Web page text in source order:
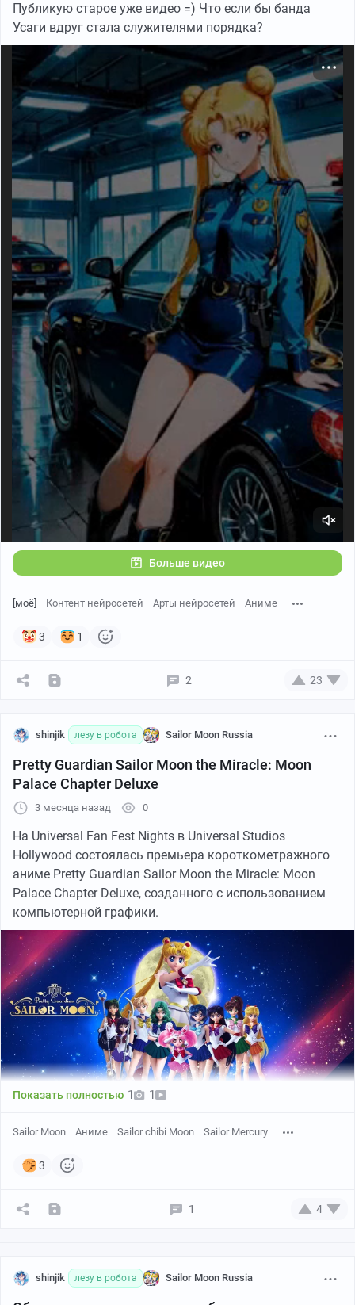
Публикую старое уже видео =) Что если бы банда
Усаги вдруг стала служителями порядка?
Больше видео
[моё] Контент нейросетей Арты нейросетей Аниме
3 1
2 23
shinjik лезу в робота Sailor Moon Russia
Pretty Guardian Sailor Moon the Miracle: Moon
Palace Chapter Deluxe
3 месяца назад 0
На Universal Fan Fest Nights в Universal Studios
Hollywood состоялась премьера короткометражного
аниме Pretty Guardian Sailor Moon the Miracle: Moon
Palace Chapter Deluxe, созданного с использованием
компьютерной графики.
Показать полностью 1 1
Sailor Moon Аниме Sailor chibi Moon Sailor Mercury
3
1 4
shinjik лезу в робота Sailor Moon Russia